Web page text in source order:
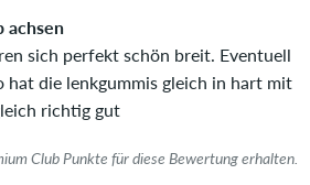
Person stammt, die diesen
erkennst du am grünen Haken
Zusatz "Verifizierter Kauf". Bei
Kauf anhand ihrer Bestellungen
dass die Personen den Artikel
achsen
sich perfekt schön breit. Eventuell
hat die lenkgummis gleich in hart mit
richtig gut
Club Punkte für diese Bewertung erhalten.